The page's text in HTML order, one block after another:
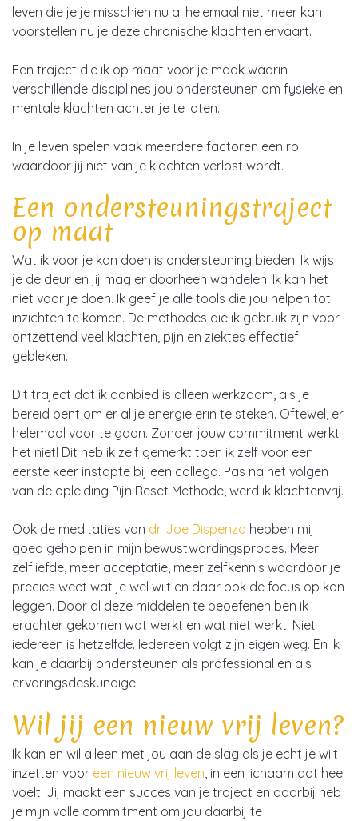
leven die je je misschien nu al helemaal niet meer kan
voorstellen nu je deze chronische klachten ervaart.
Een traject die ik op maat voor je maak waarin
verschillende disciplines jou ondersteunen om fysieke en
mentale klachten achter je te laten.
In je leven spelen vaak meerdere factoren een rol
waardoor jij niet van je klachten verlost wordt.
Een ondersteuningstraject
op maat
Wat ik voor je kan doen is ondersteuning bieden. Ik wijs
je de deur en jij mag er doorheen wandelen. Ik kan het
niet voor je doen. Ik geef je alle tools die jou helpen tot
inzichten te komen. De methodes die ik gebruik zijn voor
ontzettend veel klachten, pijn en ziektes effectief
gebleken.
Dit traject dat ik aanbied is alleen werkzaam, als je
bereid bent om er al je energie erin te steken. Oftewel, er
helemaal voor te gaan. Zonder jouw commitment werkt
het niet! Dit heb ik zelf gemerkt toen ik zelf voor een
eerste keer instapte bij een collega. Pas na het volgen
van de opleiding Pijn Reset Methode, werd ik klachtenvrij.
Ook de meditaties van dr. Joe Dispenza hebben mij
goed geholpen in mijn bewustwordingsproces. Meer
zelfliefde, meer acceptatie, meer zelfkennis waardoor je
precies weet wat je wel wilt en daar ook de focus op kan
leggen. Door al deze middelen te beoefenen ben ik
erachter gekomen wat werkt en wat niet werkt. Niet
iedereen is hetzelfde. Iedereen volgt zijn eigen weg. En ik
kan je daarbij ondersteunen als professional en als
ervaringsdeskundige.
Wil jij een nieuw vrij leven?
Ik kan en wil alleen met jou aan de slag als je echt je wilt
inzetten voor een nieuw vrij leven , in een lichaam dat heel
voelt. Jij maakt een succes van je traject en daarbij heb
je mijn volle commitment om jou daarbij te